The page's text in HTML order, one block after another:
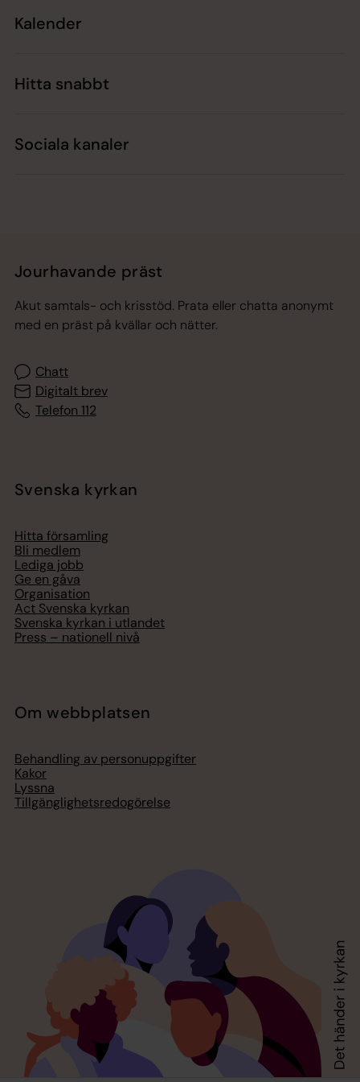
Kalender
Hitta snabbt
Sociala kanaler
Jourhavande präst
Akut samtals- och krisstöd. Prata eller chatta anonymt
med en präst på kvällar och nätter.
Chatt
Digitalt brev
Telefon 112
Svenska kyrkan
Hitta församling
Bli medlem
Lediga jobb
Ge en gåva
Organisation
Act Svenska kyrkan
Svenska kyrkan i utlandet
Press – nationell nivå
Om webbplatsen
Behandling av personuppgifter
Kakor
Lyssna
Tillgänglighetsredogörelse